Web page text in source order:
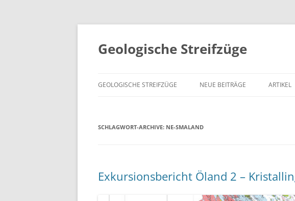
Geologische Streifzüge
GEOLOGISCHE STREIFZÜGE NEUE BEITRÄGE ARTIKEL
SCHLAGWORT-ARCHIVE: NE-SMALAND
Exkursionsbericht Öland 2 –